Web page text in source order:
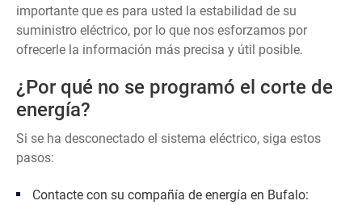
importante que es para usted la estabilidad de su
suministro eléctrico, por lo que nos esforzamos por
ofrecerle la información más precisa y útil posible.
¿Por qué no se programó el corte de
energía?
Si se ha desconectado el sistema eléctrico, siga estos
pasos:
Contacte con su compañía de energía en Bufalo: